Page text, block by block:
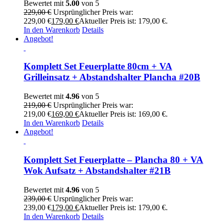
Bewertet mit 5.00 von 5
229,00€ Ursprünglicher Preis war:
229,00 €179,00 €Aktueller Preis ist: 179,00 €.
In den Warenkorb Details
Angebot!
Komplett Set Feuerplatte 80cm + VA
Grilleinsatz + Abstandshalter Plancha #20B
Bewertet mit 4.96 von 5
219,00€ Ursprünglicher Preis war:
219,00 €169,00 €Aktueller Preis ist: 169,00 €.
In den Warenkorb Details
Angebot!
Komplett Set Feuerplatte – Plancha 80 + VA
Wok Aufsatz + Abstandshalter #21B
Bewertet mit 4.96 von 5
239,00€ Ursprünglicher Preis war:
239,00 €179,00 €Aktueller Preis ist: 179,00 €.
In den Warenkorb Details